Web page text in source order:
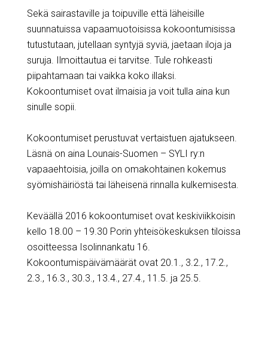
Sekä sairastaville ja toipuville että läheisille
suunnatuissa vapaamuotoisissa kokoontumisissa
tutustutaan, jutellaan syntyjä syviä, jaetaan iloja ja
suruja. Ilmoittautua ei tarvitse. Tule rohkeasti
piipahtamaan tai vaikka koko illaksi.
Kokoontumiset ovat ilmaisia ja voit tulla aina kun
sinulle sopii.
Kokoontumiset perustuvat vertaistuen ajatukseen.
Läsnä on aina Lounais-Suomen – SYLI ry:n
vapaaehtoisia, joilla on omakohtainen kokemus
syömishäiriöstä tai läheisenä rinnalla kulkemisesta.
Keväällä 2016 kokoontumiset ovat keskiviikkoisin
kello 18.00 – 19.30 Porin yhteisökeskuksen tiloissa
osoitteessa Isolinnankatu 16.
Kokoontumispäivämäärät ovat 20.1., 3.2., 17.2.,
2.3., 16.3., 30.3., 13.4., 27.4., 11.5. ja 25.5.